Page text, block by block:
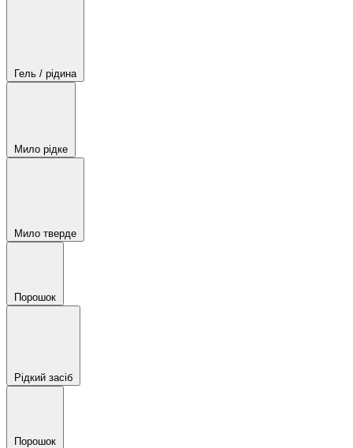
Гель / рідина
Мило рідке
Мило тверде
Порошок
Рідкий засіб
Порошок